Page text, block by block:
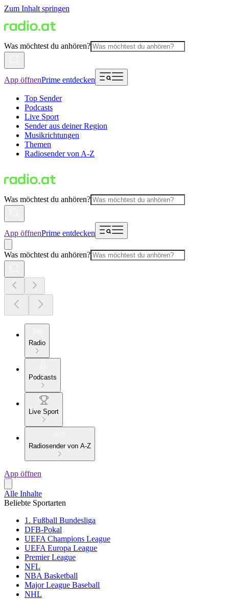
Zum Inhalt springen
Was möchtest du anhören?
App öffnenPrime entdecken
Top Sender
Podcasts
Live Sport
Sender aus deiner Region
Musikrichtungen
Themen
Radiosender von A-Z
Was möchtest du anhören?
App öffnenPrime entdecken
Was möchtest du anhören?
Radio
Podcasts
Live Sport
Radiosender von A-Z
App öffnen
Alle Inhalte
Beliebte Sportarten
1. Fußball Bundesliga
DFB-Pokal
UEFA Champions League
UEFA Europa League
Premier League
NFL
NBA Basketball
Major League Baseball
NHL